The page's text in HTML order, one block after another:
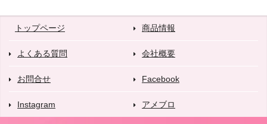
トップページ 商品情報
よくある質問 会社概要
お問合せ Facebook
Instagram アメブロ